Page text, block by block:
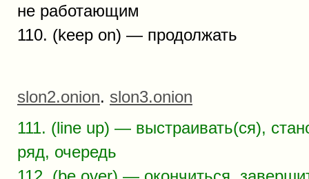
не работающим
110. (keep on) — продолжать
slon2.onion. slon3.onion
111. (line up) — выстраивать(ся),
ряд, очередь